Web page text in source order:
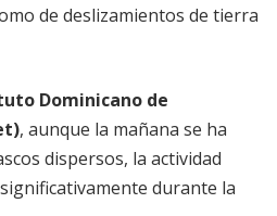
de deslizamientos de tierra
Dominicano de
, aunque la mañana se ha
dispersos, la actividad
durante la